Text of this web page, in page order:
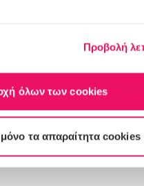
Προβολή
όλων των cookies
τα απαραίτητα cookies